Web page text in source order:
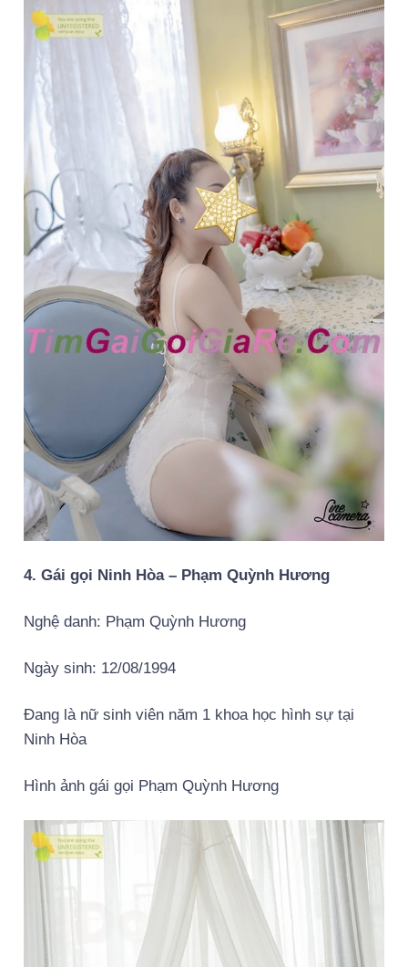
4. Gái gọi Ninh Hòa – Phạm Quỳnh Hương
Nghệ danh: Phạm Quỳnh Hương
Ngày sinh: 12/08/1994
Đang là nữ sinh viên năm 1 khoa học hình sự tại
Ninh Hòa
Hình ảnh gái gọi Phạm Quỳnh Hương